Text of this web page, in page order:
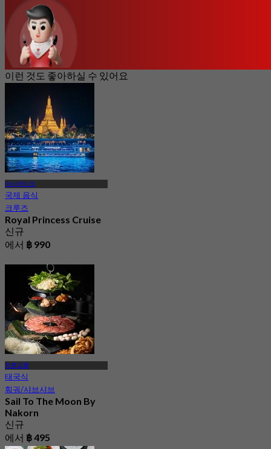
이런 것도 좋아하실 수 있어요
아시아티크
국제 음식
크루즈
Royal Princess Cruise
신규
에서 ฿ 990
차른끄룽
태국식
훠궈/샤브샤브
Sail To The Moon By
Nakorn
신규
에서 ฿ 495